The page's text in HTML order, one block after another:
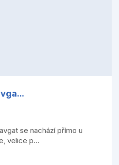
se nachází přímo u
velice p...